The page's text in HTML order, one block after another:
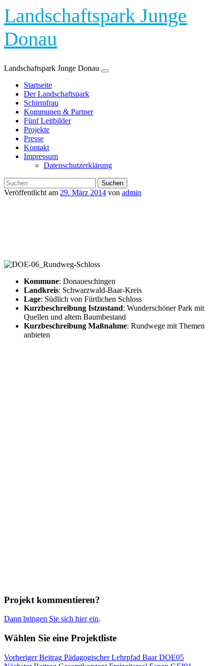
Landschaftspark Junge
Donau
Landschaftspark Junge Donau
Inhalt
springen
Startseite
Der Landschaftspark
Schirmfrau
Kommunen & Partner
Fünf Leitbilder
Projekte
Presse
Kontakt
Impressum
Datenschutzerklärung
Suchen
nach:
Veröffentlicht am 29. März 2014 von admin
Kommune: Donaueschingen
Landkreis: Schwarzwald-Baar-Kreis
Lage: Südlich von Fürtlichen Schloss
Kurzbeschreibung Istzustand: Wunderschöner Park mit
Quellen und altem Baumbestand
Kurzbeschreibung Maßnahme: Rundwege mit Themen
anbieten
Projekt kommentieren?
Dann bringen Sie sich hier ein.
Wählen Sie eine Projektliste
Veröffentlicht
Vorheriger Beitrag Pädagogischer Lehrpfad Baar DOE05